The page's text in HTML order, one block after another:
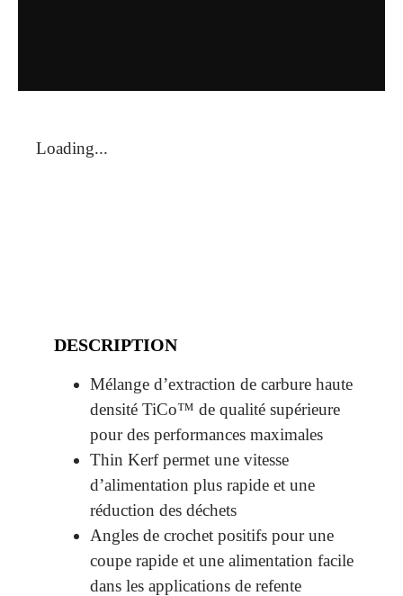
Loading...
DESCRIPTION
Mélange d’extraction de carbure haute
densité TiCo™ de qualité supérieure
pour des performances maximales
Thin Kerf permet une vitesse
d’alimentation plus rapide et une
réduction des déchets
Angles de crochet positifs pour une
coupe rapide et une alimentation facile
dans les applications de refente